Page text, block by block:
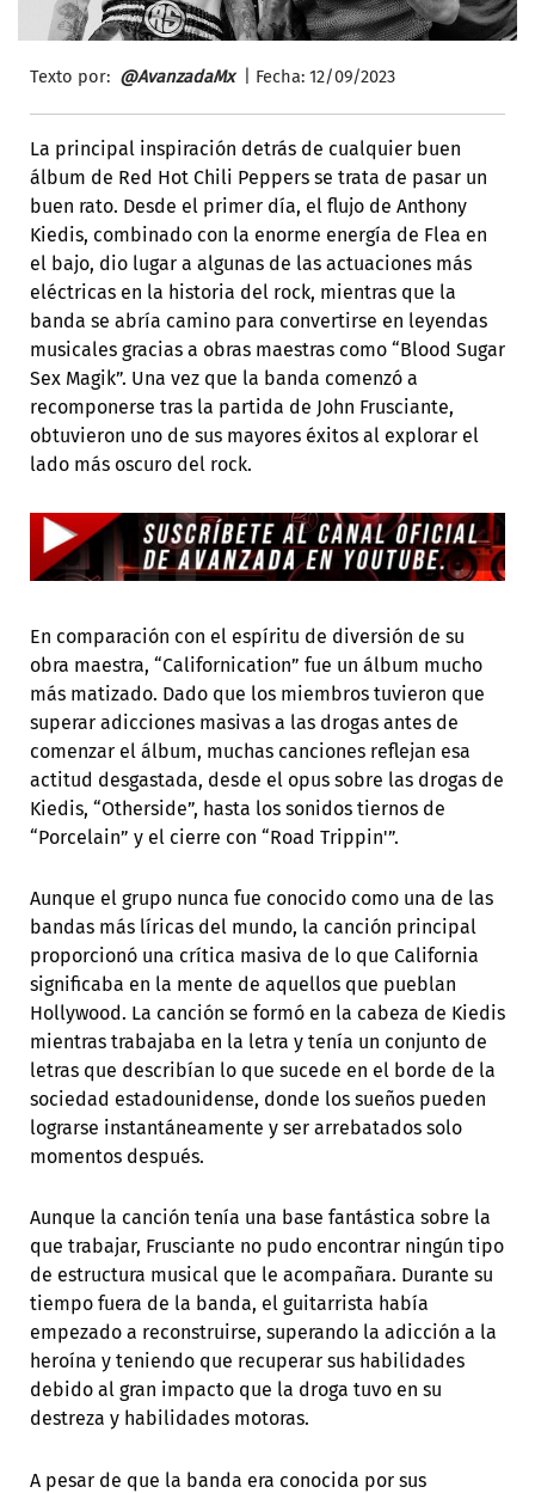
Texto por: @AvanzadaMx | Fecha: 12/09/2023
La principal inspiración detrás de cualquier buen
álbum de Red Hot Chili Peppers se trata de pasar un
buen rato. Desde el primer día, el flujo de Anthony
Kiedis, combinado con la enorme energía de Flea en
el bajo, dio lugar a algunas de las actuaciones más
eléctricas en la historia del rock, mientras que la
banda se abría camino para convertirse en leyendas
musicales gracias a obras maestras como “Blood Sugar
Sex Magik”. Una vez que la banda comenzó a
recomponerse tras la partida de John Frusciante,
obtuvieron uno de sus mayores éxitos al explorar el
lado más oscuro del rock.
En comparación con el espíritu de diversión de su
obra maestra, “Californication” fue un álbum mucho
más matizado. Dado que los miembros tuvieron que
superar adicciones masivas a las drogas antes de
comenzar el álbum, muchas canciones reflejan esa
actitud desgastada, desde el opus sobre las drogas de
Kiedis, “Otherside”, hasta los sonidos tiernos de
“Porcelain” y el cierre con “Road Trippin'”.
Aunque el grupo nunca fue conocido como una de las
bandas más líricas del mundo, la canción principal
proporcionó una crítica masiva de lo que California
significaba en la mente de aquellos que pueblan
Hollywood. La canción se formó en la cabeza de Kiedis
mientras trabajaba en la letra y tenía un conjunto de
letras que describían lo que sucede en el borde de la
sociedad estadounidense, donde los sueños pueden
lograrse instantáneamente y ser arrebatados solo
momentos después.
Aunque la canción tenía una base fantástica sobre la
que trabajar, Frusciante no pudo encontrar ningún tipo
de estructura musical que le acompañara. Durante su
tiempo fuera de la banda, el guitarrista había
empezado a reconstruirse, superando la adicción a la
heroína y teniendo que recuperar sus habilidades
debido al gran impacto que la droga tuvo en su
destreza y habilidades motoras.
A pesar de que la banda era conocida por sus